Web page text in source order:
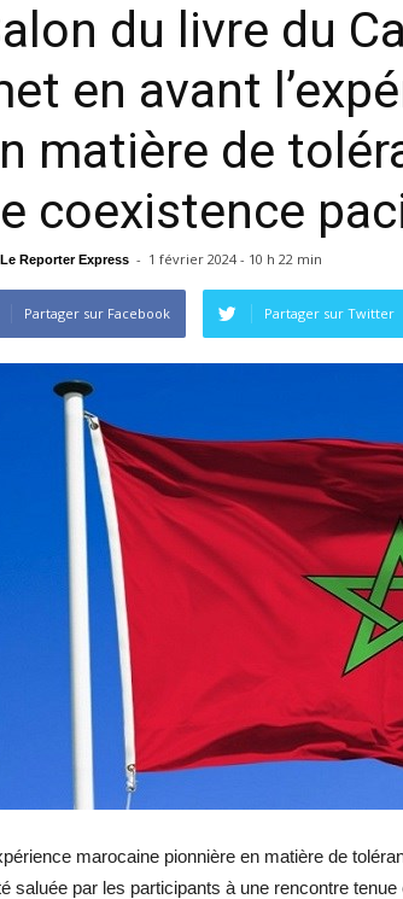
du livre du
en avant
matière de
coexistence
Le Reporter Express - 1 février 2024 - 10 h 22 min
Partager sur Facebook Partager sur Twitter
marocaine pionnière en matière de
saluée par les participants à une rencontre